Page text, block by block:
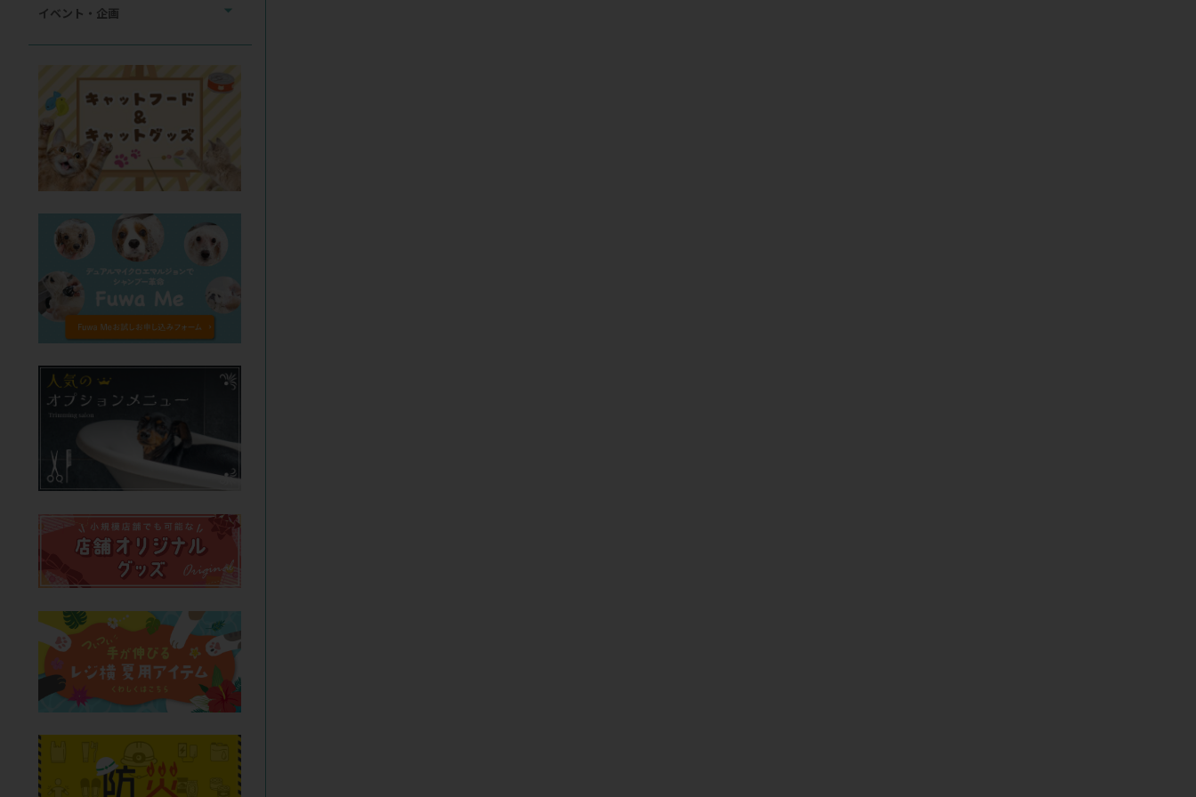
イベント・企画